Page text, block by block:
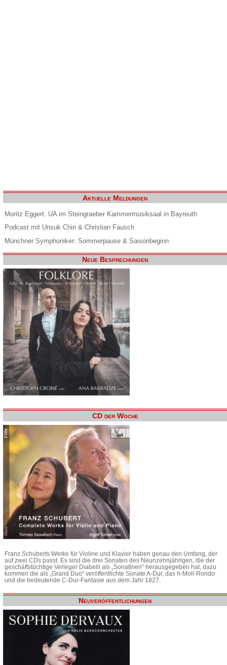
Aktuelle Meldungen
Moritz Eggert. UA im Steingraeber Kammermusiksaal in Bayreuth
Podcast mit Unsuk Chin & Christian Fausch
Münchner Symphoniker: Sommerpause & Saisonbeginn
Neue Besprechungen
CD der Woche
Franz Schuberts Werke für Violine und Klavier haben genau den Umfang, der
auf zwei CDs passt. Es sind die drei Sonaten des Neunzehnjährigen, die der
geschäftstüchtige Verleger Diabelli als „Sonatinen“ herausgegeben hat, dazu
kommen die als „Grand Duo“ veröffentlichte Sonate A-Dur, das h-Moll-Rondo
und die bedeutende C-Dur-Fantasie aus dem Jahr 1827.
Neuveröffentlichungen